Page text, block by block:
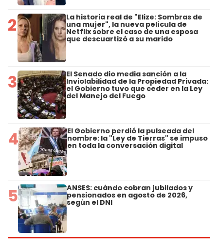
2 La historia real de "Elize: Sombras de
una mujer", la nueva película de
Netflix sobre el caso de una esposa
que descuartizó a su marido
3 El Senado dio media sanción a la
Inviolabilidad de la Propiedad Privada:
el Gobierno tuvo que ceder en la Ley
del Manejo del Fuego
4 El Gobierno perdió la pulseada del
nombre: la "Ley de Tierras" se impuso
en toda la conversación digital
5 ANSES: cuándo cobran jubilados y
pensionados en agosto de 2026,
según el DNI